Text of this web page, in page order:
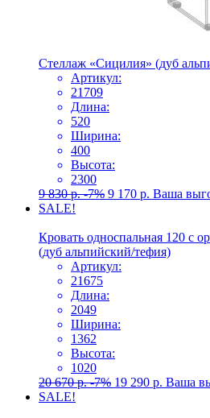
Стеллаж «Сицилия» (дуб
Артикул:
21709
Длина:
520
Ширина:
400
Высота:
2300
9 830р. -7% 9 170 р. Ваша
SALE!
Кровать односпальная 120 с
(дуб альпийский/тефия)
Артикул:
21675
Длина:
2049
Ширина:
1362
Высота:
1020
20 670р. -7% 19 290 р. Ваша
SALE!